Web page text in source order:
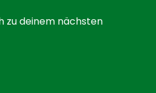
zu deinem nächsten